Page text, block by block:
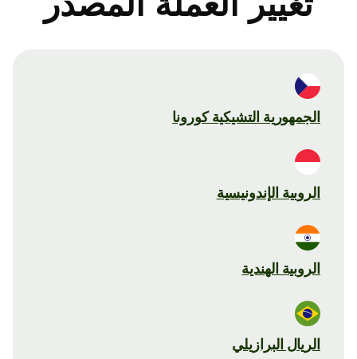
الجمهورية التشيكية كورونا
الروبية الإندونيسية
الروبية الهندية
الريال البرازيلي